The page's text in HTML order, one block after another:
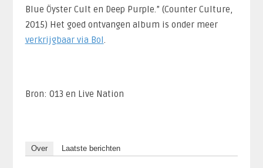
Blue Öyster Cult en Deep Purple.” (Counter Culture,
2015) Het goed ontvangen album is onder meer
verkrijgbaar via Bol.
Bron: 013 en Live Nation
Over Laatste berichten